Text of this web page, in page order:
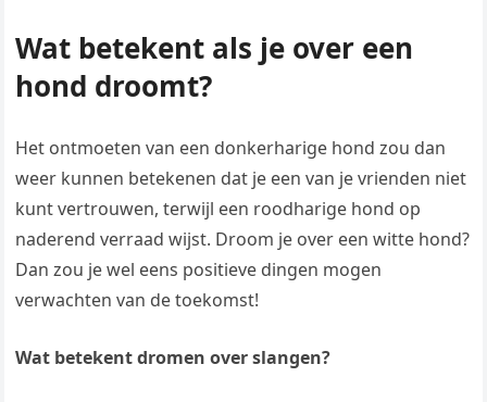
Wat betekent als je over een
hond droomt?
Het ontmoeten van een donkerharige hond zou dan
weer kunnen betekenen dat je een van je vrienden niet
kunt vertrouwen, terwijl een roodharige hond op
naderend verraad wijst. Droom je over een witte hond?
Dan zou je wel eens positieve dingen mogen
verwachten van de toekomst!
Wat betekent dromen over slangen?